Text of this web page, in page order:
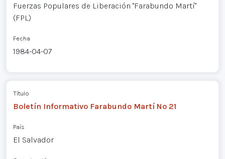
Fuerzas Populares de Liberación "Farabundo Martí"
(FPL)
Fecha
1984-04-07
Título
Boletín Informativo Farabundo Martí Nº 21
País
El Salvador